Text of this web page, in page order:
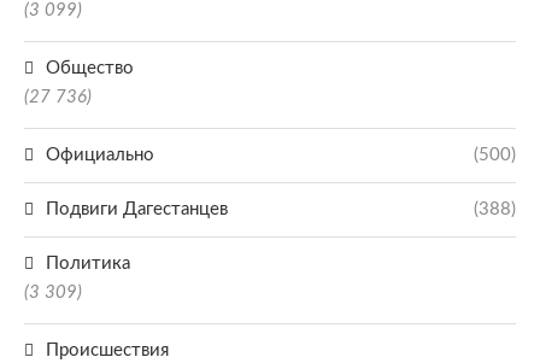
(3 099)
Общество
(27 736)
Официально (500)
Подвиги Дагестанцев (388)
Политика
(3 309)
Происшествия